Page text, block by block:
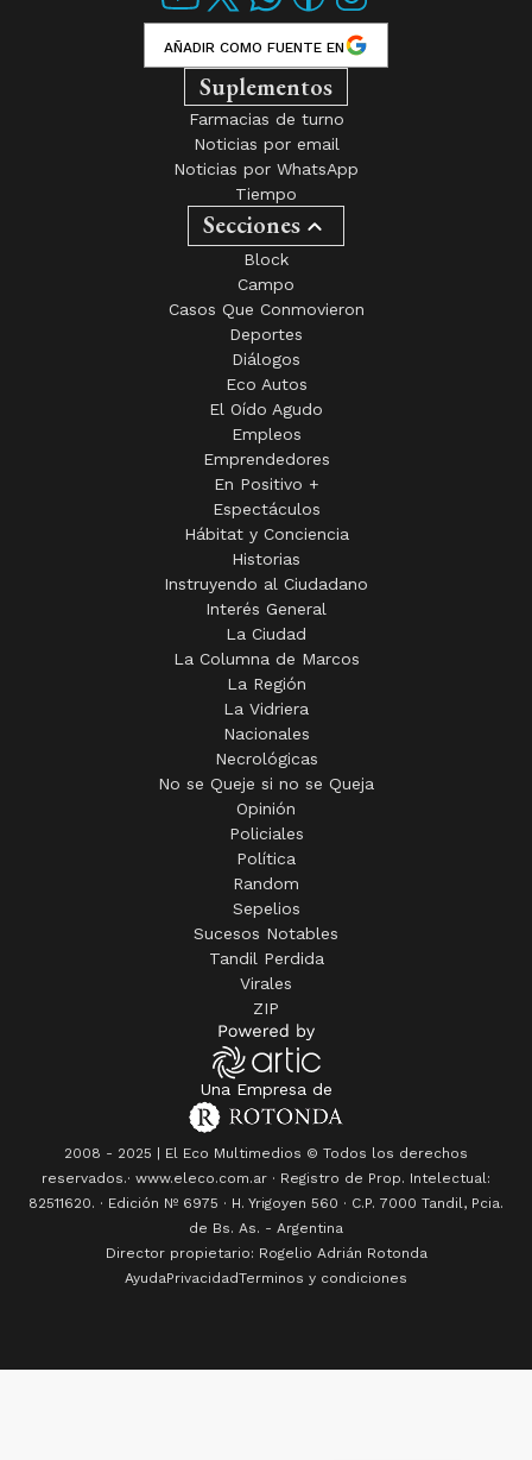
AÑADIR COMO FUENTE EN
Suplementos
Farmacias de turno
Noticias por email
Noticias por WhatsApp
Tiempo
Secciones
Block
Campo
Casos Que Conmovieron
Deportes
Diálogos
Eco Autos
El Oído Agudo
Empleos
Emprendedores
En Positivo +
Espectáculos
Hábitat y Conciencia
Historias
Instruyendo al Ciudadano
Interés General
La Ciudad
La Columna de Marcos
La Región
La Vidriera
Nacionales
Necrológicas
No se Queje si no se Queja
Opinión
Policiales
Política
Random
Sepelios
Sucesos Notables
Tandil Perdida
Virales
ZIP
Una Empresa de
2008 - 2025 | El Eco Multimedios © Todos los derechos
reservados.· www.eleco.com.ar · Registro de Prop. Intelectual:
82511620. · Edición Nº 6975 · H. Yrigoyen 560 · C.P. 7000 Tandil, Pcia.
de Bs. As. - Argentina
Director propietario: Rogelio Adrián Rotonda
AyudaPrivacidadTerminos y condiciones